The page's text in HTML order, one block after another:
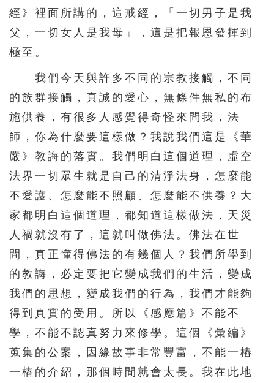
經》裡面所講的，這戒經，「一切男子是我
父，一切女人是我母」，這是把報恩發揮到
極至。
我們今天與許多不同的宗教接觸，不同
的族群接觸，真誠的愛心，無條件無私的布
施供養，有很多人感覺得奇怪來問我，法
師，你為什麼要這樣做？我說我們這是《華
嚴》教誨的落實。我們明白這個道理，虛空
法界一切眾生就是自己的清淨法身，怎麼能
不愛護、怎麼能不照顧、怎麼能不供養？大
家都明白這個道理，都知道這樣做法，天災
人禍就沒有了，這就叫做佛法。佛法在世
間，真正懂得佛法的有幾個人？我們所學到
的教誨，必定要把它變成我們的生活，變成
我們的思想，變成我們的行為，我們才能夠
得到真實的受用。所以《感應篇》不能不
學，不能不認真努力來修學。這個《彙編》
蒐集的公案，因緣故事非常豐富，不能一樁
一樁的介紹，那個時間就會太長。我在此地